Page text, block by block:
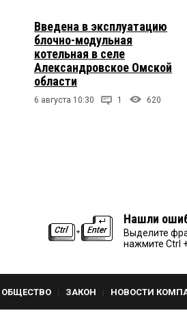
Введена в эксплуатацию
блочно-модульная
котельная в селе
Александровское Омской
области
6 августа 10:30 1 620
Нашли
Выделите
нажмите Ctrl
ОБЩЕСТВО ЗАКОН НОВОСТИ